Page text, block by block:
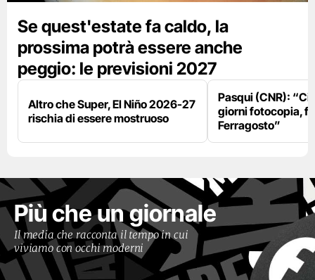
Se quest'estate fa caldo, la
prossima potrà essere anche
peggio: le previsioni 2027
Altro che Super, El Niño 2026-27
rischia di essere mostruoso
Pasqui (CNR):
giorni fotocopia,
Ferragosto”
Più che un giornale
Il media che racconta il tempo in cui
viviamo con occhi moderni